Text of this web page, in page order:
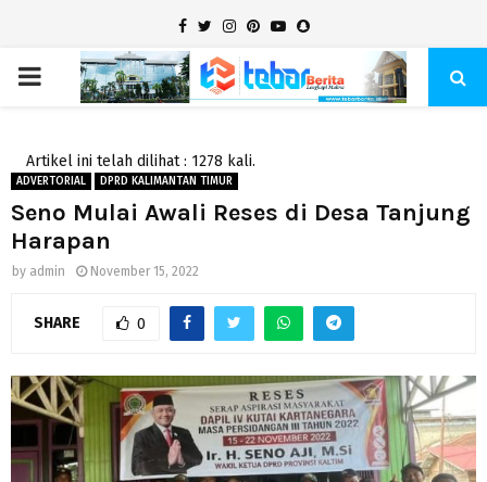
Facebook
TwitterInstagram
Pinterest
YoutubeSnapchat
PRIMARY
Artikel ini telah dilihat : 1278 kali.
ADVERTORIAL DPRD KALIMANTAN TIMUR
Seno Mulai Awali Reses di Desa Tanjung
Harapan
by admin November 15, 2022
SHARE 0